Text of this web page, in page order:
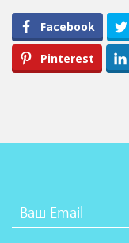
Facebook
Pinterest